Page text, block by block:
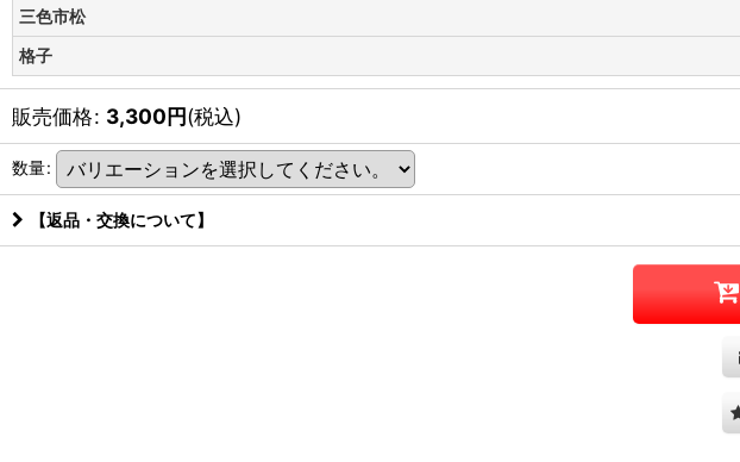
三色市松
格子
販売価格: 3,300円(税込)
数量:
【返品・交換について】